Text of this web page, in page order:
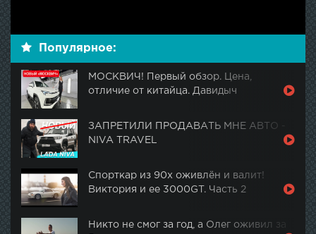
Популярное:
МОСКВИЧ! Первый обзор. Цена,
отличие от китайца. Давидыч
ЗАПРЕТИЛИ ПРОДАВАТЬ МНЕ АВТО -
NIVA TRAVEL
Спорткар из 90х оживлён и валит!
Виктория и ее 3000GT. Часть 2
Никто не смог за год, а Олег оживил за